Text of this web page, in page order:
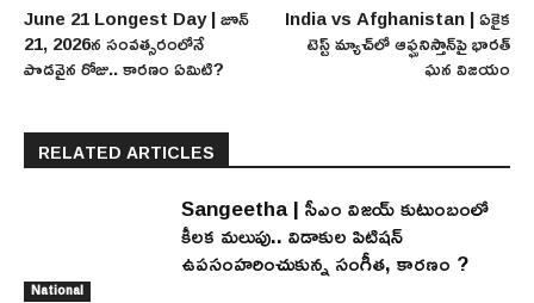
June 21 Longest Day | జూన్
21, 2026న సంవత్సరంలోనే
పొడవైన రోజు.. కారణం ఏమిటి?
India vs Afghanistan | ఏకైక
టెస్ట్ మ్యాచ్‌లో ఆఫ్ఘనిస్తాన్‌పై భారత్
ఘన విజయం
RELATED ARTICLES
National
Sangeetha | సీఎం విజయ్ కుటుంబంలో
కీలక మలుపు.. విడాకుల పిటిషన్
ఉపసంహరించుకున్న సంగీత, కారణం ?